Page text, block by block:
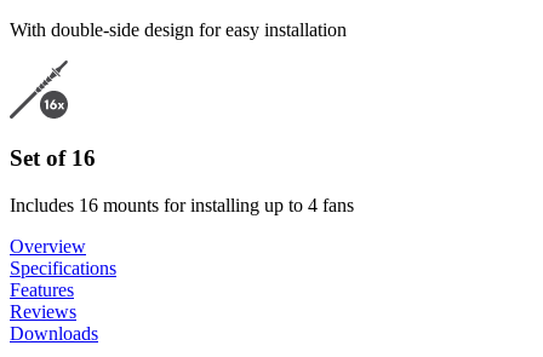
With double-side design for easy installation
Set of 16
Includes 16 mounts for installing up to 4 fans
Overview
Specifications
Features
Reviews
Downloads